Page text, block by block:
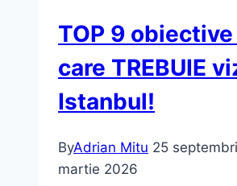
TOP 9
care TREBUIE
Istanbul!
ByAdrian Mitu 25
martie 2026